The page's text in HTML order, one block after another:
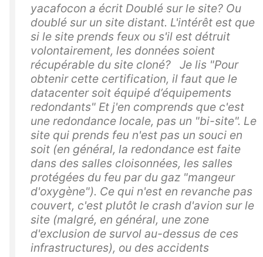
yacafocon a écrit Doublé sur le site? Ou
doublé sur un site distant. L'intérêt est que
si le site prends feux ou s'il est détruit
volontairement, les données soient
récupérable du site cloné? Je lis "Pour
obtenir cette certification, il faut que le
datacenter soit équipé d’équipements
redondants" Et j'en comprends que c'est
une redondance locale, pas un "bi-site". Le
site qui prends feu n'est pas un souci en
soit (en général, la redondance est faite
dans des salles cloisonnées, les salles
protégées du feu par du gaz "mangeur
d'oxygène"). Ce qui n'est en revanche pas
couvert, c'est plutôt le crash d'avion sur le
site (malgré, en général, une zone
d'exclusion de survol au-dessus de ces
infrastructures), ou des accidents